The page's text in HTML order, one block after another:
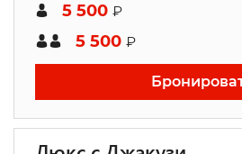
5 500 ₽
5 500 ₽